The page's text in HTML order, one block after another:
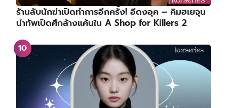
ร้านลับนักฆ่าเปิดทำการอีกครั้ง! อีดงอุค – คิมฮเยจุน
นำทัพเปิดศึกล้างแค้นใน A Shop for Killers 2